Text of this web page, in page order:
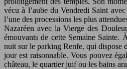
vécu à l’aube du Vendredi Saint
l’une des processions les plus
Nazaréen avec la Vierge des
émouvants de cette Semaine Sainte.
nuit sur le parking Renfe, qui dispose
jour est raisonnable. Vous pouvez
château, le quartier juif ou les bains